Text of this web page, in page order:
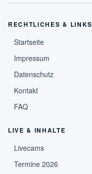
RECHTLICHES & LINKS
Startseite
Impressum
Datenschutz
Kontakt
FAQ
LIVE & INHALTE
Livecams
Termine 2026